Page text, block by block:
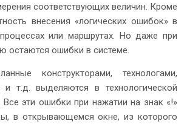
соответствующих величин. Кроме
внесения «логических ошибок» в
процессах или маршрутах. Но даже при
остаются ошибки в системе.
конструкторами, технологами,
т.д. выделяются в технологической
Все эти ошибки при нажатии на знак «!»
в открывающемся окне, из которого